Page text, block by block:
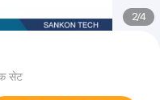
2/4
सेट